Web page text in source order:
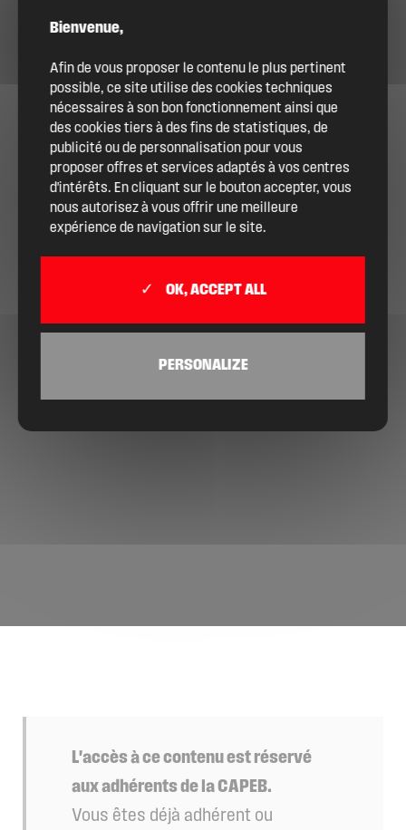
L'accès à ce contenu est réservé
aux adhérents de la CAPEB.
Vous êtes déjà adhérent ou
Bienvenue,
Afin de vous proposer le contenu le plus pertinent
possible, ce site utilise des cookies techniques
nécessaires à son bon fonctionnement ainsi que
des cookies tiers à des fins de statistiques, de
publicité ou de personnalisation pour vous
proposer offres et services adaptés à vos centres
d'intérêts. En cliquant sur le bouton accepter, vous
nous autorisez à vous offrir une meilleure
expérience de navigation sur le site.
OK, ACCEPT ALL
PERSONALIZE